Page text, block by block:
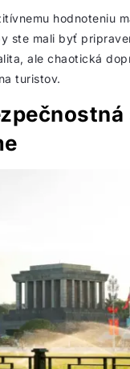
hodnoteniu
ste mali byť
ale chaotická
turistov.